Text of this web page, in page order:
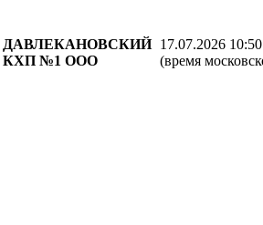
ДАВЛЕКАНОВСКИЙ
КХП №1 ООО
17.07.2026
(время